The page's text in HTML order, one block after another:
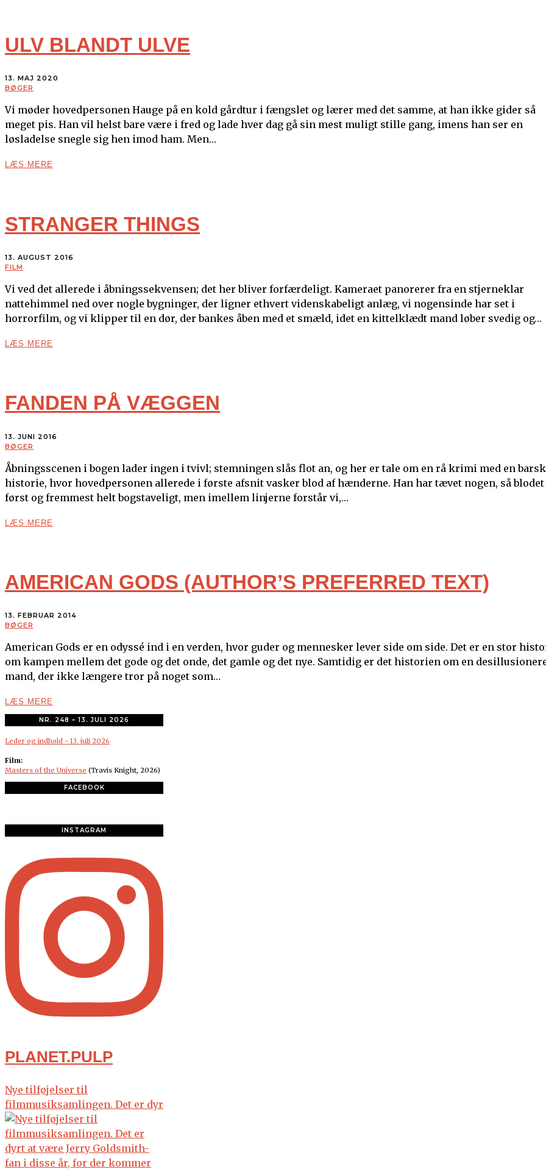
ULV BLANDT ULVE
13. MAJ 2020
BØGER
Vi møder hovedpersonen Hauge på en kold gårdtur i fængslet og lærer med det samme, at han ikke gider så
meget pis. Han vil helst bare være i fred og lade hver dag gå sin mest muligt stille gang, imens han ser en
løsladelse snegle sig hen imod ham. Men…
LÆS MERE
STRANGER THINGS
13. AUGUST 2016
FILM
Vi ved det allerede i åbningssekvensen; det her bliver forfærdeligt. Kameraet panorerer fra en stjerneklar
nattehimmel ned over nogle bygninger, der ligner ethvert videnskabeligt anlæg, vi nogensinde har set i
horrorfilm, og vi klipper til en dør, der bankes åben med et smæld, idet en kittelklædt mand løber svedig og…
LÆS MERE
FANDEN PÅ VÆGGEN
13. JUNI 2016
BØGER
Åbningsscenen i bogen lader ingen i tvivl; stemningen slås flot an, og her er tale om en rå krimi med en barsk
historie, hvor hovedpersonen allerede i første afsnit vasker blod af hænderne. Han har tævet nogen, så blodet
først og fremmest helt bogstaveligt, men imellem linjerne forstår vi,…
LÆS MERE
AMERICAN GODS (AUTHOR’S PREFERRED TEXT)
13. FEBRUAR 2014
BØGER
American Gods er en odyssé ind i en verden, hvor guder og mennesker lever side om side. Det er en stor
om kampen mellem det gode og det onde, det gamle og det nye. Samtidig er det historien om en
mand, der ikke længere tror på noget som…
LÆS MERE
NR. 248 – 13. JULI 2026
Leder og indhold - 13. juli 2026
Film:
Masters of the Universe (Travis Knight, 2026)
FACEBOOK
INSTAGRAM
PLANET.PULP
Nye tilføjelser til
filmmusiksamlingen. Det er dyr